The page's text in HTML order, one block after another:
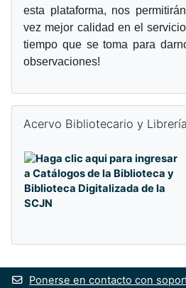
esta plataforma, nos
vez mejor calidad en el
tiempo que se toma para
observaciones!
Acervo Bibliotecario y
Ponerse en contacto con